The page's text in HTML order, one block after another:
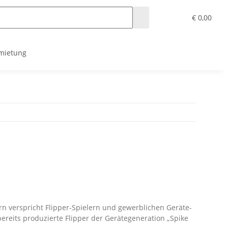
€ 0,00
verspricht Flipper-Spielern und gewerblichen Geräte-
produzierte Flipper der Gerätegeneration „Spike